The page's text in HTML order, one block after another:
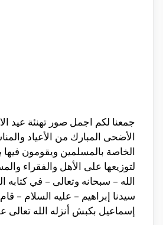
جمعنا لكم اجمل صور تهنئة عيد
الأضحى المبارك من الأعياد
الخاصة بالمسلمين ويقومون فيها
لتوزيعها على الأهل والفقراء
الله – سبحانه وتعالى – في كتابه
سيدنا إبراهيم – عليه السلام –
إسماعيل بكبش أنزله الله تعالى